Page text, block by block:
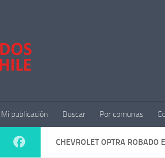
Mi publicación Buscar Por comunas
CHEVROLET OPTRA ROBADO